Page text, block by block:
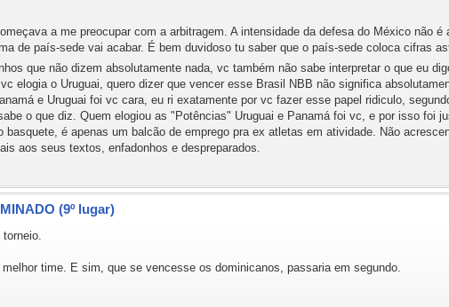
a me preocupar com a arbitragem. A intensidade da defesa do México não
de país-sede vai acabar. É bem duvidoso tu saber que o país-sede coloca cifras
que não dizem absolutamente nada, vc também não sabe interpretar o que eu
elogia o Uruguai, quero dizer que vencer esse Brasil NBB não significa
e Uruguai foi vc cara, eu ri exatamente por vc fazer esse papel ridiculo,
o que diz. Quem elogiou as "Potências" Uruguai e Panamá foi vc, e por isso foi
é apenas um balcão de emprego pra ex atletas em atividade. Não
aos seus textos, enfadonhos e despreparados.
(9º lugar)
time. E sim, que se vencesse os dominicanos, passaria em segundo.